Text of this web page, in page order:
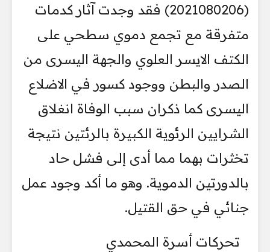
‏‏(2021080206) فقد وجدت آثار كدمات
متفرقة ‏مع تجمع دموي سطحي على
‏الكتف الايسر العلوي والجهة اليسرى من
الصدر والبطن ووجود كسور في ‏الاضلاع
‏اليسرى كما ذكران سبب الوفاة انغلاق
الشرايين الرئوية الكبيرة بالرئتين نتيجة
‏تخثرات بهما مما ‏أدى إلى فشل حاد
بالدورتين الدموية. وهو ما أكد وجود عمل
جنائي في حق القتيل.‏
تحركات أسرة المحمدي